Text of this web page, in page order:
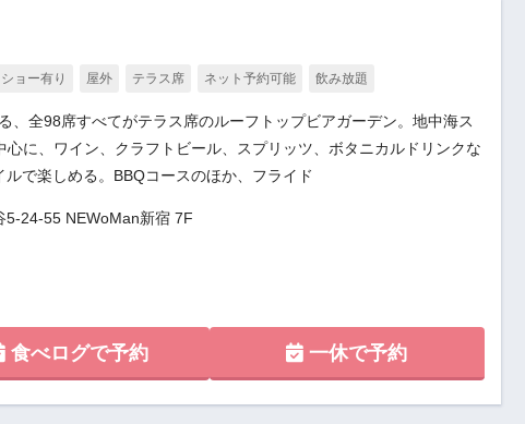
ョー有り 屋外 テラス席 ネット予約可能 飲み放題
、全98席すべてがテラス席のルーフトップビアガーデン。地中海ス
心に、ワイン、クラフトビール、スプリッツ、ボタニカルドリンクな
ルで楽しめる。BBQコースのほか、フライド
24-55 NEWoMan新宿 7F
食べログで予約 一休で予約